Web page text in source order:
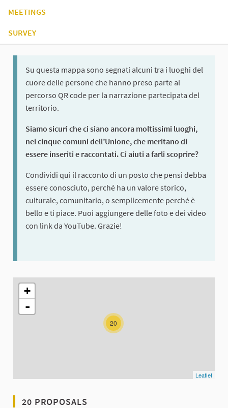
MEETINGS
SURVEY
Su questa mappa sono segnati alcuni tra i luoghi del
cuore delle persone che hanno preso parte al
percorso QR code per la narrazione partecipata del
territorio.
Siamo sicuri che ci siano ancora moltissimi luoghi,
nei cinque comuni dell’Unione, che meritano di
essere inseriti e raccontati. Ci aiuti a farli scoprire?
Condividi qui il racconto di un posto che pensi debba
essere conosciuto, perché ha un valore storico,
culturale, comunitario, o semplicemente perché è
bello e ti piace. Puoi aggiungere delle foto e dei video
con link da YouTube. Grazie!
The following element is a map which presents the items on
20
+
-
Leaflet
20 PROPOSALS